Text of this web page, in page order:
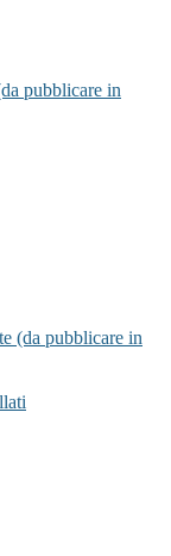
pubblicare in
(da pubblicare in